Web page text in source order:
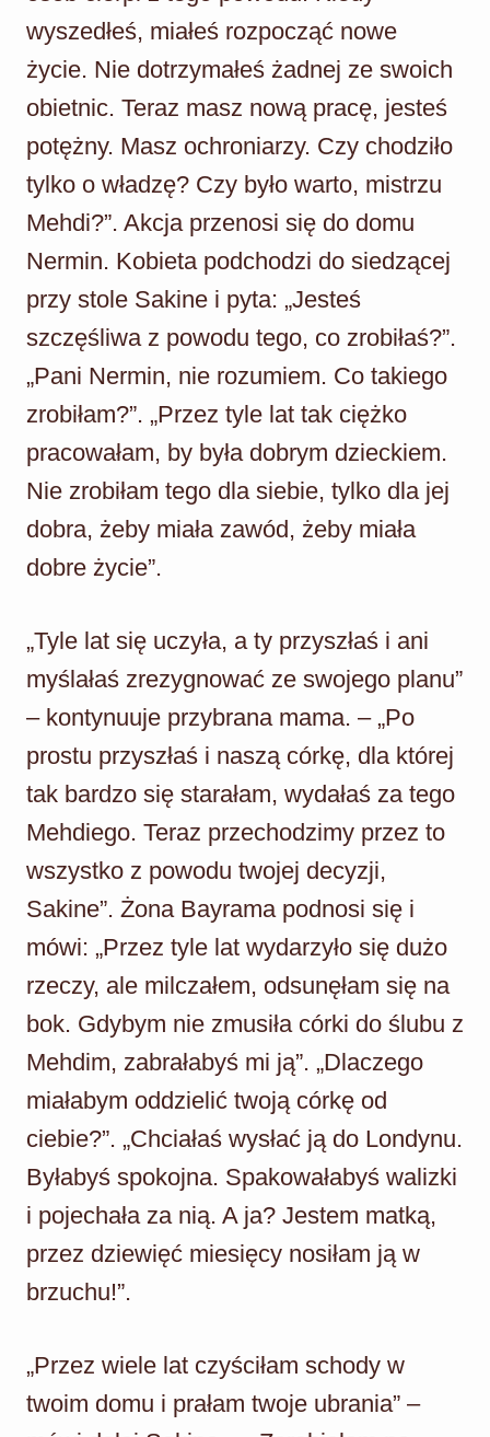
wyszedłeś, miałeś rozpocząć nowe
życie. Nie dotrzymałeś żadnej ze swoich
obietnic. Teraz masz nową pracę, jesteś
potężny. Masz ochroniarzy. Czy chodziło
tylko o władzę? Czy było warto, mistrzu
Mehdi?”. Akcja przenosi się do domu
Nermin. Kobieta podchodzi do siedzącej
przy stole Sakine i pyta: „Jesteś
szczęśliwa z powodu tego, co zrobiłaś?”.
„Pani Nermin, nie rozumiem. Co takiego
zrobiłam?”. „Przez tyle lat tak ciężko
pracowałam, by była dobrym dzieckiem.
Nie zrobiłam tego dla siebie, tylko dla jej
dobra, żeby miała zawód, żeby miała
dobre życie”.
„Tyle lat się uczyła, a ty przyszłaś i ani
myślałaś zrezygnować ze swojego planu”
– kontynuuje przybrana mama. – „Po
prostu przyszłaś i naszą córkę, dla której
tak bardzo się starałam, wydałaś za tego
Mehdiego. Teraz przechodzimy przez to
wszystko z powodu twojej decyzji,
Sakine”. Żona Bayrama podnosi się i
mówi: „Przez tyle lat wydarzyło się dużo
rzeczy, ale milczałem, odsunęłam się na
bok. Gdybym nie zmusiła córki do ślubu z
Mehdim, zabrałabyś mi ją”. „Dlaczego
miałabym oddzielić twoją córkę od
ciebie?”. „Chciałaś wysłać ją do Londynu.
Byłabyś spokojna. Spakowałabyś walizki
i pojechała za nią. A ja? Jestem matką,
przez dziewięć miesięcy nosiłam ją w
brzuchu!”.
„Przez wiele lat czyściłam schody w
twoim domu i prałam twoje ubrania” –